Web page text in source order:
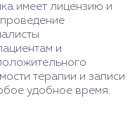
имеет лицензию и
и
терапии и записи
удобное время.